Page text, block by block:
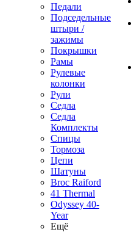
Педали
Подседельные
штыри /
зажимы
Покрышки
Рамы
Рулевые
колонки
Рули
Седла
Седла
Комплекты
Спицы
Тормоза
Цепи
Шатуны
Broc Raiford
41 Thermal
Odyssey 40-
Year
Ещё